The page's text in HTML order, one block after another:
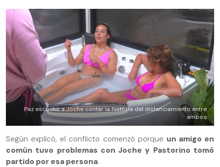
Paz escuchó a Joche contar la historia del distanciamiento entre
ambos
Según explicó, el conflicto comenzó porque un amigo en
común tuvo problemas con Joche y Pastorino tomó
partido por esa persona.